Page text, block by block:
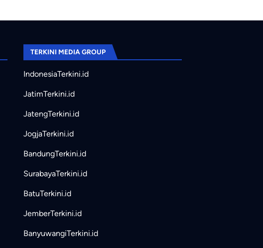
TERKINI MEDIA GROUP
IndonesiaTerkini.id
JatimTerkini.id
JatengTerkini.id
JogjaTerkini.id
BandungTerkini.id
SurabayaTerkini.id
BatuTerkini.id
JemberTerkini.id
BanyuwangiTerkini.id